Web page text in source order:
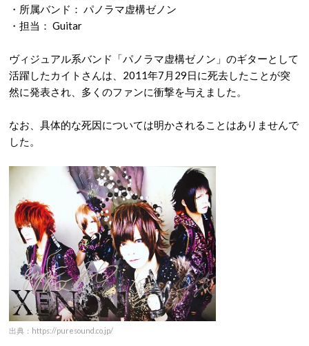
・所属バンド： パノラマ虚構ゼノン
・担当： Guitar
ヴィジュアル系バンド「パノラマ虚構ゼノン」のギターとして
活躍したカイトさんは、2011年7月29日に死去したことが突
然に発表され、多くのファンに衝撃を与えました。
なお、具体的な死因については明かされることはありませんで
した。
出典：https://puresound.co.jp/